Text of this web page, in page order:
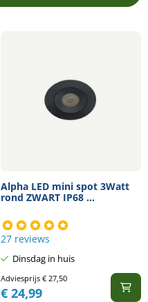
Alpha LED mini spot 3Watt
rond ZWART IP68 ...
27 reviews
Dinsdag in huis
Adviesprijs €27,50
€24,99